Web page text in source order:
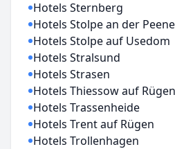
Hotels Sternberg
Hotels Stolpe an der Peene
Hotels Stolpe auf Usedom
Hotels Stralsund
Hotels Strasen
Hotels Thiessow auf Rügen
Hotels Trassenheide
Hotels Trent auf Rügen
Hotels Trollenhagen